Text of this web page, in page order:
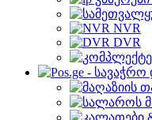
NVR
DVR